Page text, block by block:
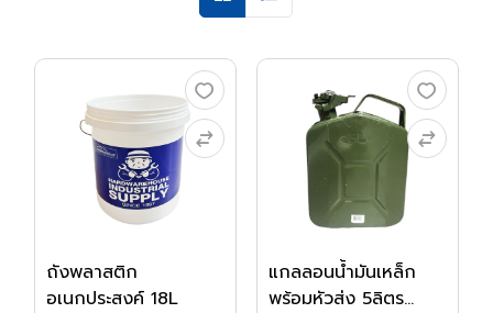
ถังพลาสติก
อเนกประสงค์ 18L
แกลลอนน้ำมันเหล็ก
พร้อมหัวส่ง 5ลิตร...